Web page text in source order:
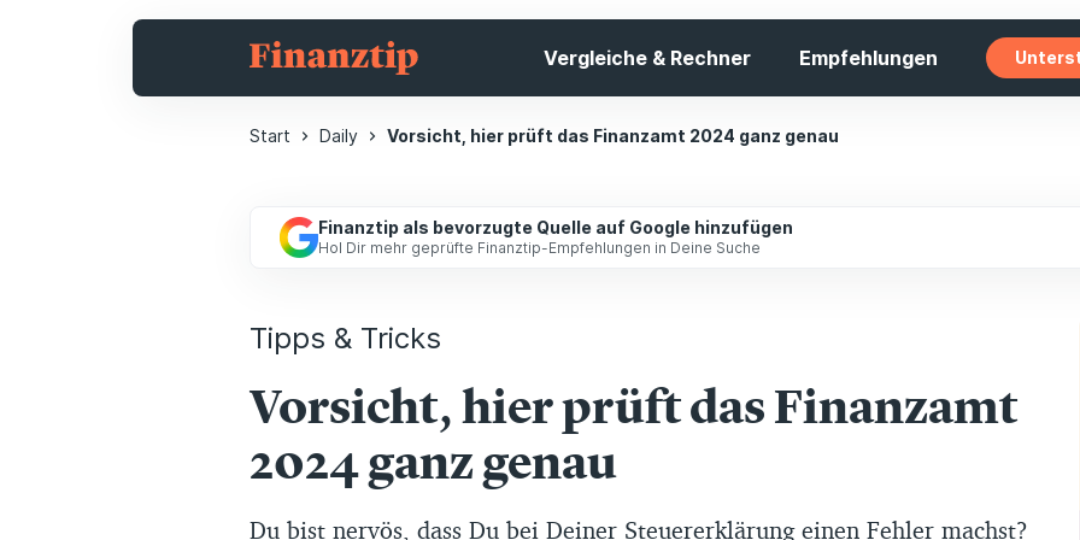
Vergleiche & Rechner Empfehlungen
Start Daily Vorsicht, hier prüft das Finanzamt 2024 ganz genau
Finanztip als bevorzugte Quelle auf Google hinzufügen
Hol Dir mehr geprüfte Finanztip-Empfehlungen in Deine Suche
Tipps & Tricks
Vorsicht, hier prüft das Finanzamt
2024 ganz genau
Du bist nervös, dass Du bei Deiner Steuererklärung einen Fehler machst?